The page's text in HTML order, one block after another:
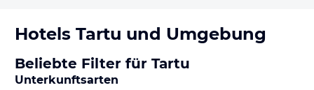
Hotels Tartu und Umgebung
Beliebte Filter für Tartu
Unterkunftsarten